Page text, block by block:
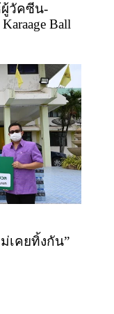
ผู้วัคซีน-
Ball
เคยทิ้งกัน”